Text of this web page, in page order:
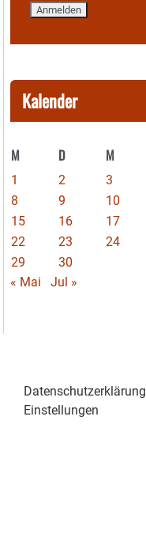
Kalender
M D M
1 2 3
8
9 10
15
16 17
22
23 24
29
30
« Mai
Jul »
Datenschutzerklärung
Einstellungen